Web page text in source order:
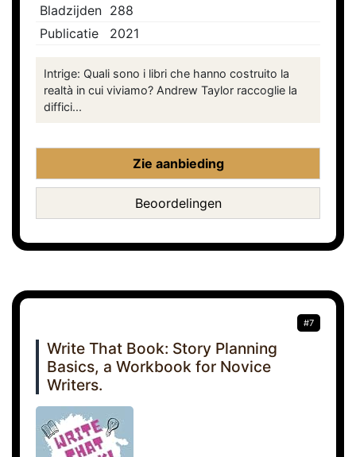
Bladzijden 288
Publicatie
2021
Intrige: Quali sono i libri che hanno costruito la
realtà in cui viviamo? Andrew Taylor raccoglie la
diffici...
Zie aanbieding
Beoordelingen
#7
Write That Book: Story Planning
Basics, a Workbook for Novice
Writers.